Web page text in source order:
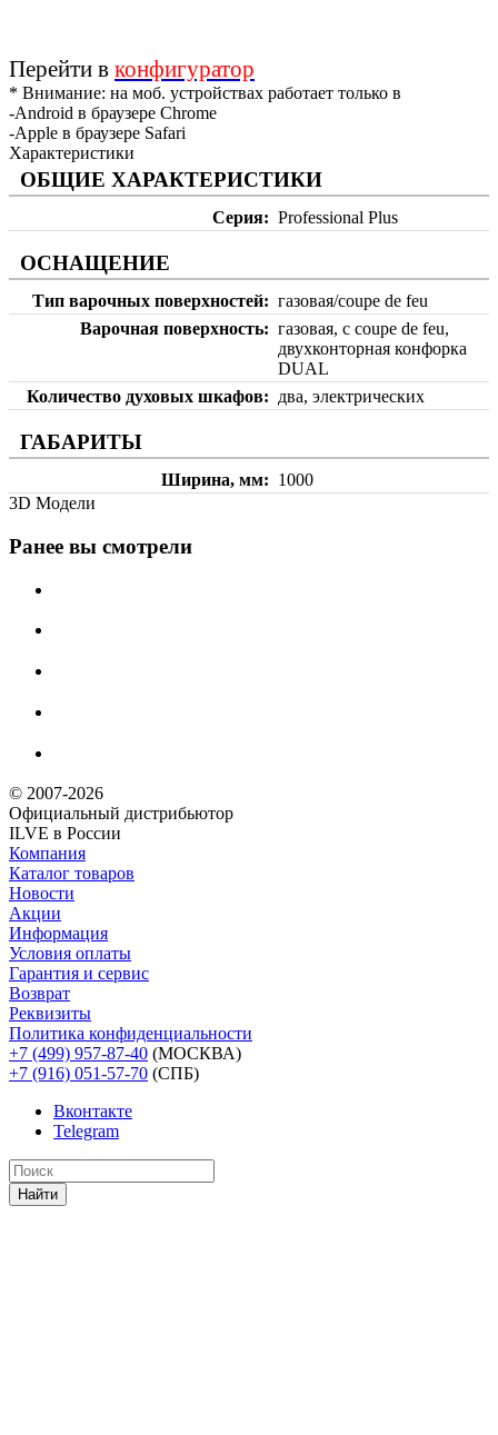
Перейти в конфигуратор
* Внимание: на моб. устройствах работает только в
-Android в браузере Chrome
-Apple в браузере Safari
Характеристики
ОБЩИЕ ХАРАКТЕРИСТИКИ
Серия Professional Plus
ОСНАЩЕНИЕ
Тип варочных поверхностей
газовая/coupe de feu
Варочная поверхность
газовая, с coupe de feu,
двухконторная конфорка
DUAL
Количество духовых шкафов
два, электрических
ГАБАРИТЫ
Ширина, мм
1000
3D Модели
Ранее вы смотрели
© 2007-2026
Официальный дистрибьютoр
ILVE в России
Компания
Каталог товаров
Новости
Акции
Информация
Условия оплаты
Гарантия и сервис
Возврат
Реквизиты
Политика конфиденциальности
+7 (499) 957-87-40 (МОСКВА)
+7 (916) 051-57-70 (СПБ)
Вконтакте
Telegram
Найти